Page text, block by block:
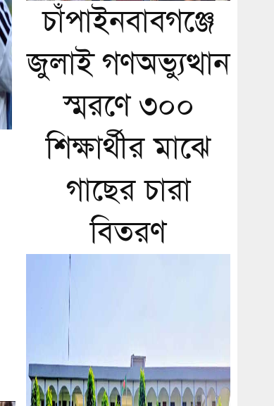
চাঁপাইনবাবগঞ্জে
জুলাই গণঅভ্যুত্থান
স্মরণে ৩০০
শিক্ষার্থীর মাঝে
গাছের চারা
বিতরণ